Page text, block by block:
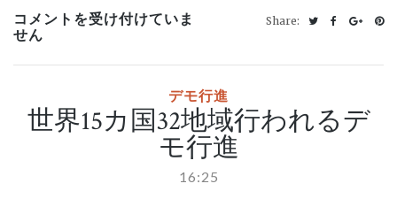
2018
年
プ
コメントを受け付けていま
せん
Share:
デモ行進
世界15カ国32地域行われるデ
モ行進
16:25